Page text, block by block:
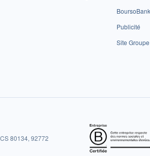
BoursoBank
Publicité
Site
80134, 92772